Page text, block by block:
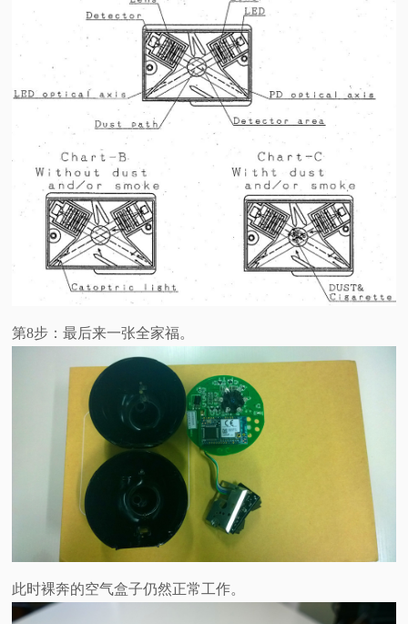
第8步：最后来一张全家福。
此时裸奔的空气盒子仍然正常工作。